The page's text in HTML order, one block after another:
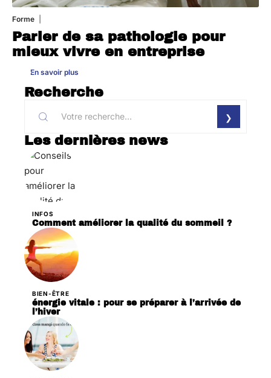
Forme
Parler de sa pathologie pour
mieux vivre en entreprise
En savoir plus
Recherche
Les dernières news
INFOS
Comment améliorer la qualité du sommeil ?
BIEN-ÊTRE
énergie vitale : pour se préparer à l’arrivée de
l’hiver